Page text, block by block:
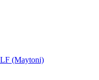
(Maytoni)